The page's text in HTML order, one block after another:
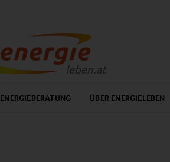
ENERGIEBERATUNG ÜBER ENERGIELEBEN